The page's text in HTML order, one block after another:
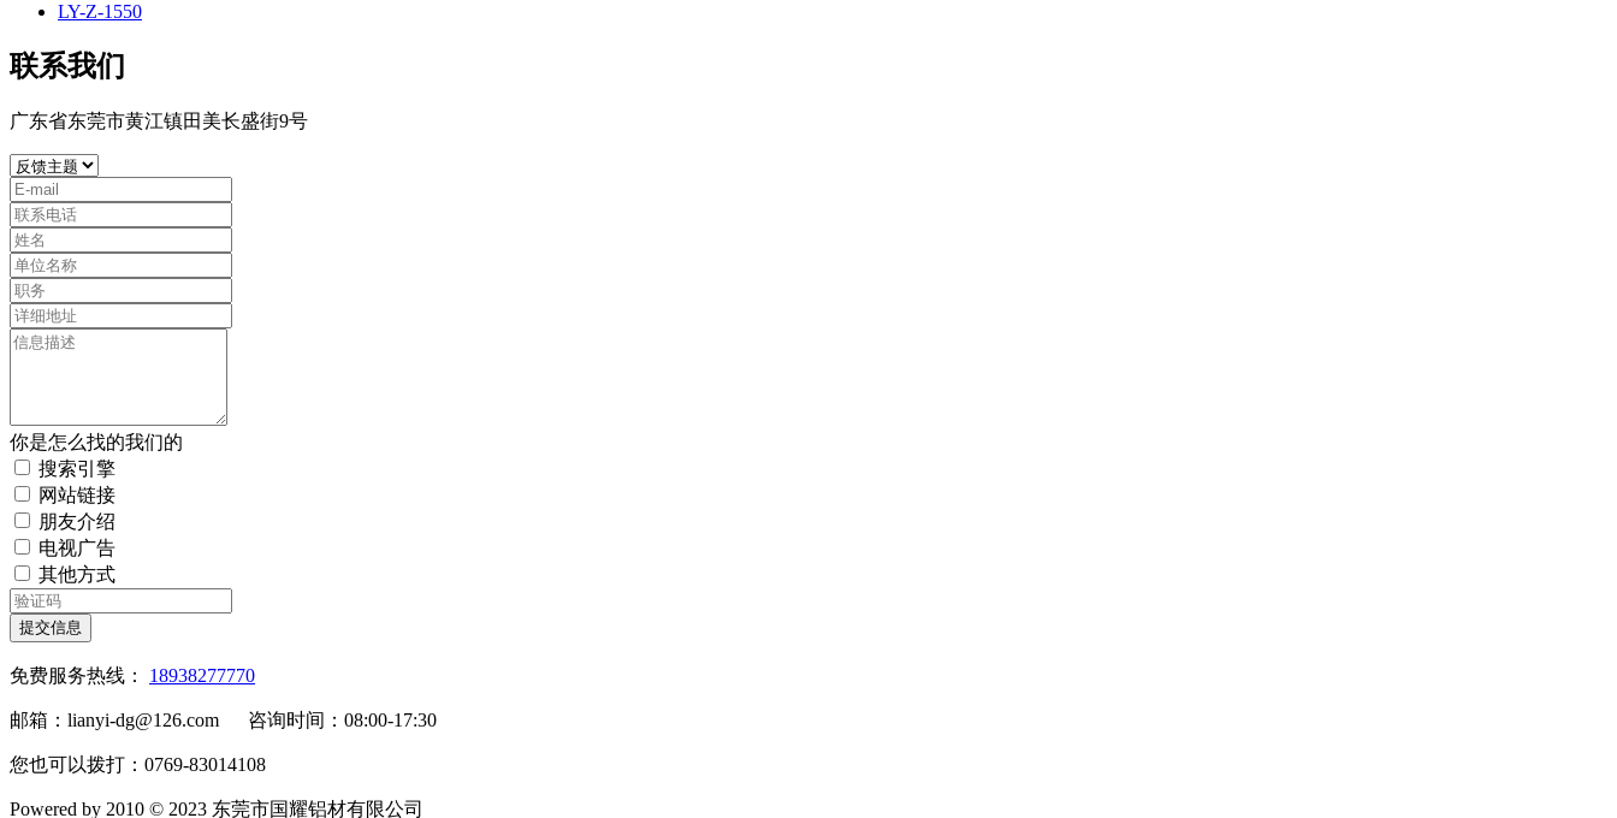
LY-Z-1550
联系我们
广东省东莞市黄江镇田美长盛街9号
你是怎么找的我们的
搜索引擎
网站链接
朋友介绍
电视广告
其他方式
提交信息
免费服务热线： 18938277770
邮箱：lianyi-dg@126.com 咨询时间：08:00-17:30
您也可以拨打：0769-83014108
Powered by 2010 © 2023 东莞市国耀铝材有限公司